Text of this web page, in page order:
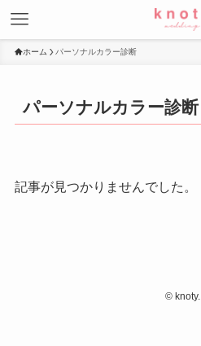
ホーム パーソナルカラー診断
パーソナルカラー診断
記事が見つかりませんでした。
©knoty.